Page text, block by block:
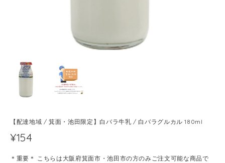
【配達地域 / 箕面・池田限定】白バラ牛乳 / 白バラグルカル 180ml
¥154
＊重要＊ こちらは大阪府箕面市・池田市の方のみご注文可能な商品で